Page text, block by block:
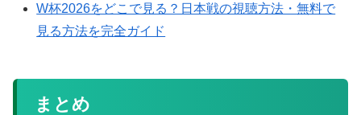
W杯2026をどこで見る？日本戦の視聴方法・無料で
見る方法を完全ガイド
まとめ